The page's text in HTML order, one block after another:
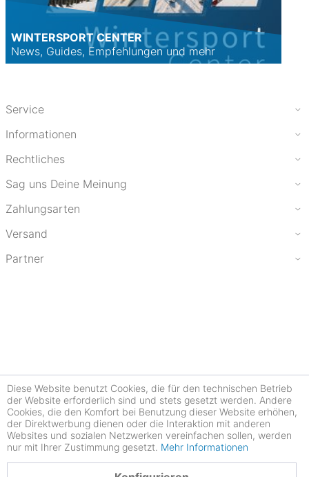
WINTERSPORT CENTER
News, Guides, Empfehlungen und mehr
Service
Informationen
Rechtliches
Sag uns Deine Meinung
Zahlungsarten
Versand
Partner
Diese Website benutzt Cookies, die für den technischen Betrieb
der Website erforderlich sind und stets gesetzt werden. Andere
Cookies, die den Komfort bei Benutzung dieser Website erhöhen,
der Direktwerbung dienen oder die Interaktion mit anderen
Websites und sozialen Netzwerken vereinfachen sollen, werden
nur mit Ihrer Zustimmung gesetzt. Mehr Informationen